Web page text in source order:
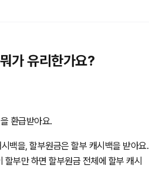
가 유리한가요?
환급받아요.
백을, 할부원금은 할부 캐시백을 받아요.
부만 하면 할부원금 전체에 할부 캐시